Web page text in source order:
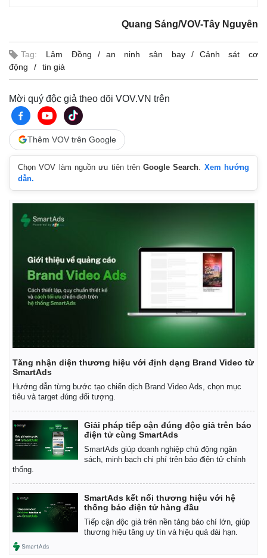
Quang Sáng/VOV-Tây Nguyên
Tag: Lâm Đồng an ninh sân bay
Cảnh sát cơ
động
tin giả
Mời quý độc giả theo dõi VOV.VN trên
Thêm VOV trên Google
Chọn VOV làm nguồn ưu tiên trênGoogle Search
Xem hướng
dẫn.
Tăng nhận diện thương hiệu với định dạng Brand Video từ
SmartAds
Hướng dẫn từng bước tạo chiến dịch Brand Video Ads, chọn mục
tiêu và target đúng đối tượng.
Giải pháp tiếp cận đúng độc giả trên báo
điện tử cùng SmartAds
SmartAds giúp doanh nghiệp chủ động ngân
sách, minh bạch chi phí trên báo điện tử chính
thống.
SmartAds kết nối thương hiệu với hệ
thống báo điện tử hàng đầu
Tiếp cận độc giả trên nền tảng báo chí lớn, giúp
thương hiệu tăng uy tín và hiệu quả dài hạn.